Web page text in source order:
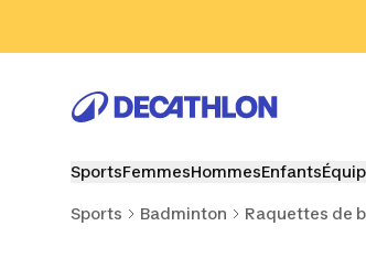
SportsFemmesHommesEnfants
Sports Badminton Raquettes de